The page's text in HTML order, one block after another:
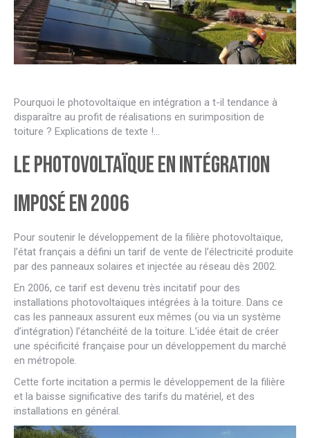
Pourquoi le photovoltaïque en intégration a t-il tendance à
disparaître au profit de réalisations en surimposition de
toiture ? Explications de texte !…
Le photovoltaïque en intégration
imposé en 2006
Pour soutenir le développement de la filière photovoltaïque,
l’état français a défini un tarif de vente de l’électricité produite
par des panneaux solaires et injectée au réseau dès 2002.
En 2006, ce tarif est devenu très incitatif pour des
installations photovoltaïques intégrées à la toiture. Dans ce
cas les panneaux assurent eux mêmes (ou via un système
d’intégration) l’étanchéité de la toiture. L’idée était de créer
une spécificité française pour un développement du marché
en métropole.
Cette forte incitation a permis le développement de la filière
et la baisse significative des tarifs du matériel, et des
installations en général.